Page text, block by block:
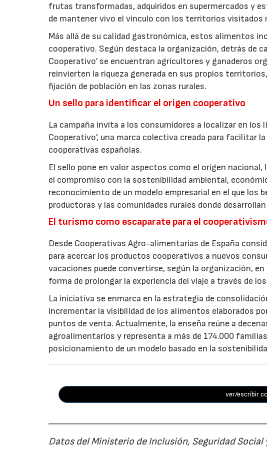
frutas transformadas, adquiridos en supermercados y
de mantener vivo el vínculo con los territorios visitados
Más allá de su calidad gastronómica, estos alimentos
cooperativo. Según destaca la organización, detrás de
Cooperativo' se encuentran agricultores y ganaderos
reinvierten la riqueza generada en sus propios
fijación de población en las zonas rurales.
Un sello para identificar el origen cooperativo
La campaña invita a los consumidores a localizar en
Cooperativo', una marca colectiva creada para facilitar
cooperativas españolas.
El sello pone en valor aspectos como el origen
el compromiso con la sostenibilidad ambiental,
reconocimiento de un modelo empresarial en el que
productoras y las comunidades rurales donde
El turismo como escaparate para el
Desde Cooperativas Agro-alimentarias de España
para acercar los productos cooperativos a nuevos
vacaciones puede convertirse, según la organización,
forma de prolongar la experiencia del viaje a través de
La iniciativa se enmarca en la estrategia de
incrementar la visibilidad de los alimentos elaborados
puntos de venta. Actualmente, la enseña reúne a
agroalimentarios y representa a más de 174.000
posicionamiento de un modelo basado en la
ver/escribir
Datos del Ministerio de Inclusión, Seguridad Social